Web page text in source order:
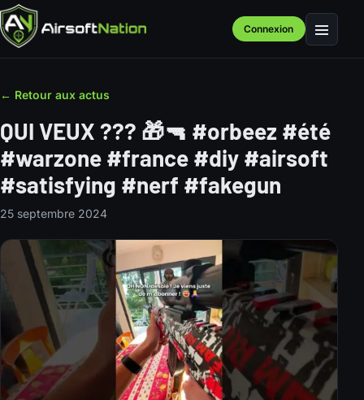
Connexion Menu
← Retour aux actus
QUI VEUX ??? 🎁🔫 #orbeez #été
#warzone #france #diy #airsoft
#satisfying #nerf #fakegun
25 septembre 2024